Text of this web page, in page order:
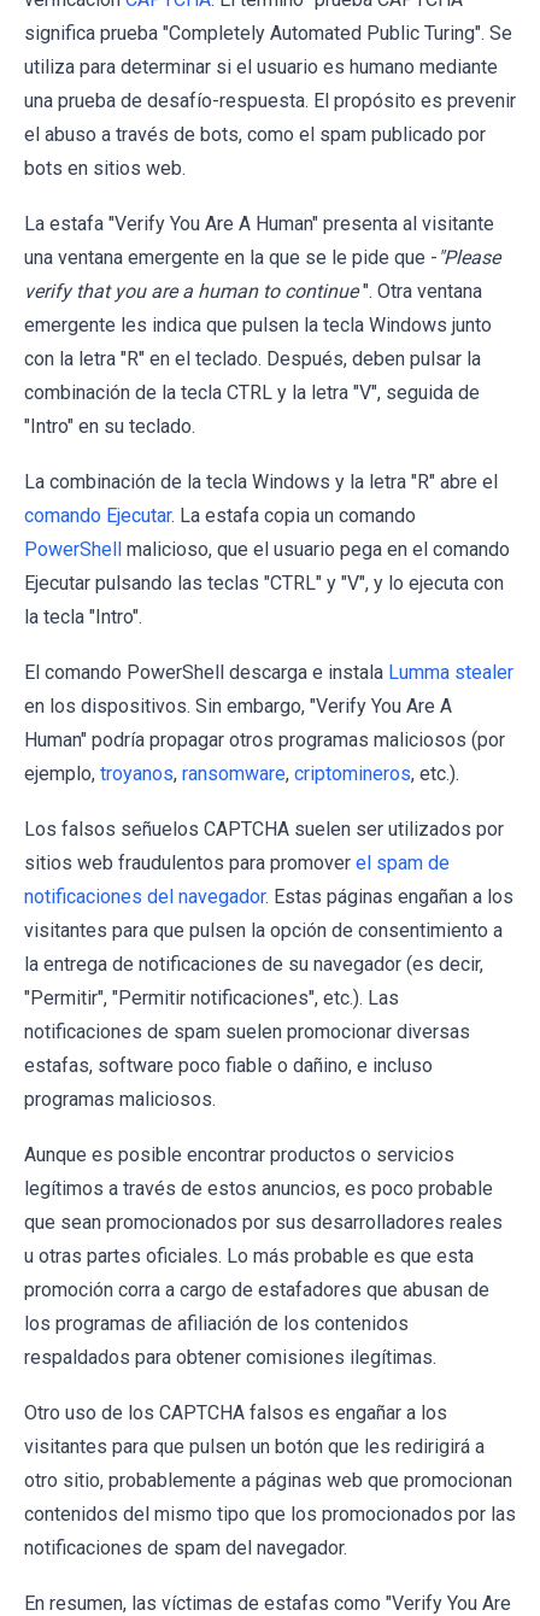
significa prueba "Completely Automated Public Turing". Se
utiliza para determinar si el usuario es humano mediante
una prueba de desafío-respuesta. El propósito es prevenir
el abuso a través de bots, como el spam publicado por
bots en sitios web.
La estafa "Verify You Are A Human" presenta al visitante
una ventana emergente en la que se le pide que - "Please
verify that you are a human to continue ". Otra ventana
emergente les indica que pulsen la tecla Windows junto
con la letra "R" en el teclado. Después, deben pulsar la
combinación de la tecla CTRL y la letra "V", seguida de
"Intro" en su teclado.
La combinación de la tecla Windows y la letra "R" abre el
comando Ejecutar. La estafa copia un comando
PowerShell malicioso, que el usuario pega en el comando
Ejecutar pulsando las teclas "CTRL" y "V", y lo ejecuta con
la tecla "Intro".
El comando PowerShell descarga e instala Lumma stealer
en los dispositivos. Sin embargo, "Verify You Are A
Human" podría propagar otros programas maliciosos (por
ejemplo, troyanos, ransomware, criptomineros, etc.).
Los falsos señuelos CAPTCHA suelen ser utilizados por
sitios web fraudulentos para promover el spam de
notificaciones del navegador. Estas páginas engañan a los
visitantes para que pulsen la opción de consentimiento a
la entrega de notificaciones de su navegador (es decir,
"Permitir", "Permitir notificaciones", etc.). Las
notificaciones de spam suelen promocionar diversas
estafas, software poco fiable o dañino, e incluso
programas maliciosos.
Aunque es posible encontrar productos o servicios
legítimos a través de estos anuncios, es poco probable
que sean promocionados por sus desarrolladores reales
u otras partes oficiales. Lo más probable es que esta
promoción corra a cargo de estafadores que abusan de
los programas de afiliación de los contenidos
respaldados para obtener comisiones ilegítimas.
Otro uso de los CAPTCHA falsos es engañar a los
visitantes para que pulsen un botón que les redirigirá a
otro sitio, probablemente a páginas web que promocionan
contenidos del mismo tipo que los promocionados por las
notificaciones de spam del navegador.
En resumen, las víctimas de estafas como "Verify You Are